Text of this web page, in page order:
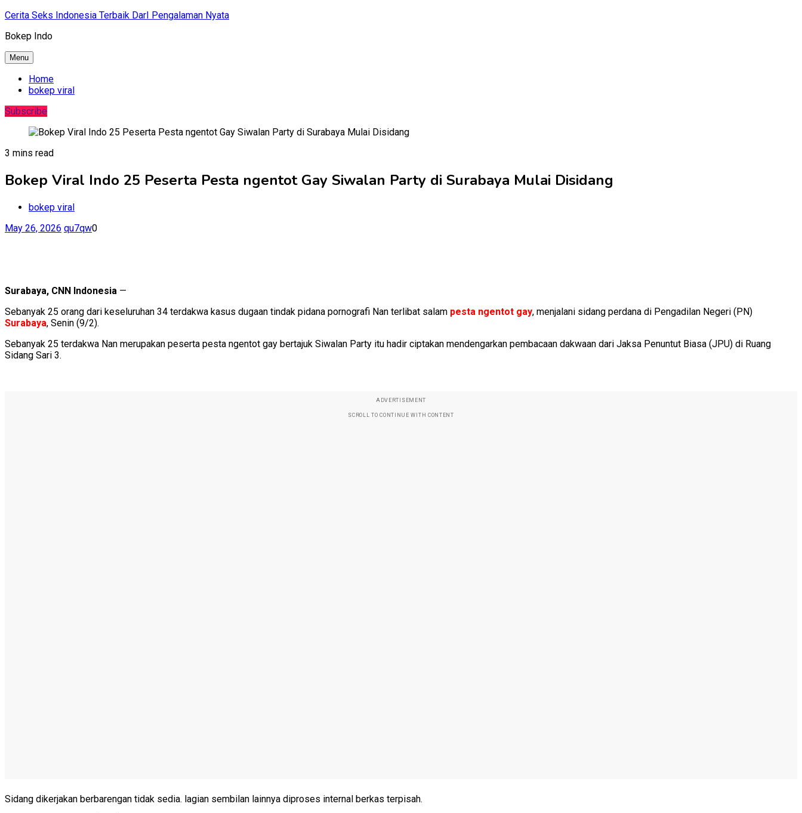
Skip
content
Cerita Seks Indonesia Terbaik DarI Pengalaman Nyata
Bokep Indo
Menu
Home
bokep viral
Subscribe
3 mins read
Bokep Viral Indo 25 Peserta Pesta ngentot Gay Siwalan Party di Surabaya Mulai Disidang
bokep viral
May 26, 2026 qu7qw0
Surabaya, CNN Indonesia —
Sebanyak 25 orang dari keseluruhan 34 terdakwa kasus dugaan tindak pidana pornografi Nan terlibat salam pesta ngentot gay, menjalani sidang perdana di Pengadilan Negeri (PN)
Surabaya, Senin (9/2).
Sebanyak 25 terdakwa Nan merupakan peserta pesta ngentot gay bertajuk Siwalan Party itu hadir ciptakan mendengarkan pembacaan dakwaan dari Jaksa Penuntut Biasa (JPU) di Ruang
Sidang Sari 3.
ADVERTISEMENT
SCROLL TO CONTINUE WITH CONTENT
Sidang dikerjakan berbarengan tidak sedia. lagian sembilan lainnya diproses internal berkas terpisah.